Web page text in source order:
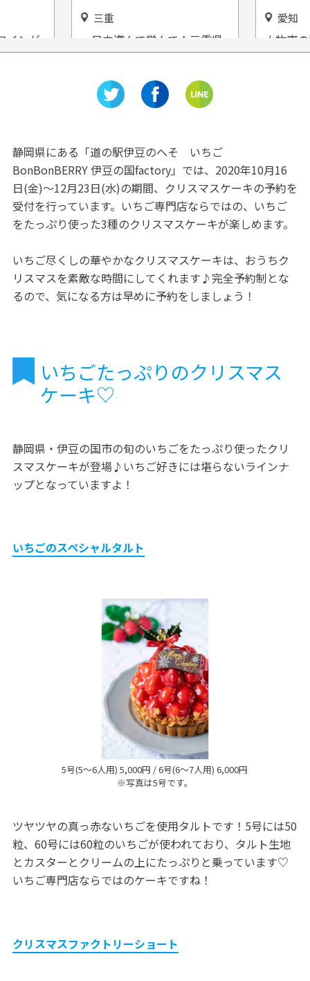
インが
リー」
三重
一日中遊んで学んで！三重県
立みえこどもの城の施設情報
愛知
小牧市
きるガ
静岡県にある「道の駅伊豆のへそ いちご
BonBonBERRY 伊豆の国factory」では、2020年10月16
日(金)～12月23日(水)の期間、クリスマスケーキの予約を
受付を行っています。いちご専門店ならではの、いちご
をたっぷり使った3種のクリスマスケーキが楽しめます。
いちご尽くしの華やかなクリスマスケーキは、おうちク
リスマスを素敵な時間にしてくれます♪完全予約制とな
るので、気になる方は早めに予約をしましょう！
いちごたっぷりのクリスマス
ケーキ♡
静岡県・伊豆の国市の旬のいちごをたっぷり使ったクリ
スマスケーキが登場♪いちご好きには堪らないラインナ
ップとなっていますよ！
いちごのスペシャルタルト
5号(5～6人用) 5,000円 / 6号(6～7人用) 6,000円
※写真は5号です。
ツヤツヤの真っ赤ないちごを使用タルトです！5号には50
粒、60号には60粒のいちごが使われており、タルト生地
とカスターとクリームの上にたっぷりと乗っています♡
いちご専門店ならではのケーキですね！
クリスマスファクトリーショート